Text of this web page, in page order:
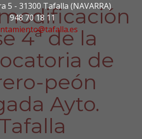
5 - 31300 Tafalla (NAVARRA)
948 70 18 11
4ª de la
de
peón
Ayto.
Tafalla